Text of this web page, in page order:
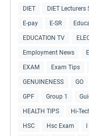
DIET DIET Lecturers
E-pay E-SR
EDUCATION TV
Employment News
EXAM Exam Tips
GENUINENESS GO
GPF Group 1
HEALTH TIPS Hi-
HSC Hsc Exam